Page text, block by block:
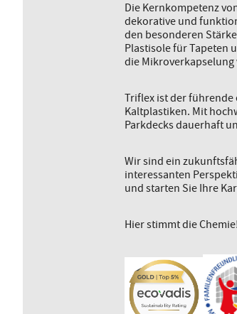
Die Kernkompetenz
dekorative und
den besonderen
Plastisole für Tapeten
die
Triflex ist der
Kaltplastiken. Mit
Parkdecks dauerhaft
Wir sind ein
interessanten
und starten Sie Ihre
Hier stimmt die